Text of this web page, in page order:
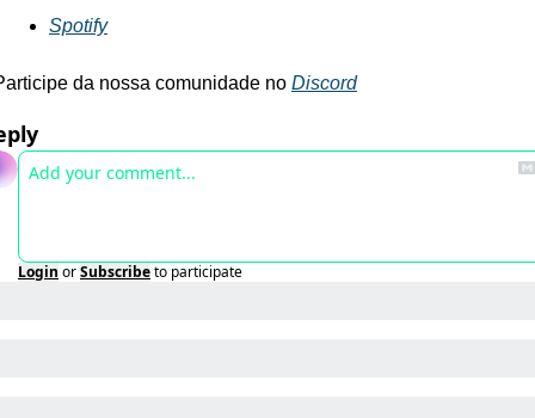
Spotify
da nossa comunidade no Discord
Login orSubscribeto participate